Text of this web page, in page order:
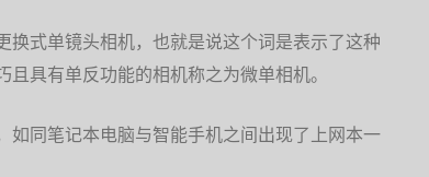
式单镜头相机，也就是说这个词是表示了这种
具有单反功能的相机称之为微单相机。
同笔记本电脑与智能手机之间出现了上网本一